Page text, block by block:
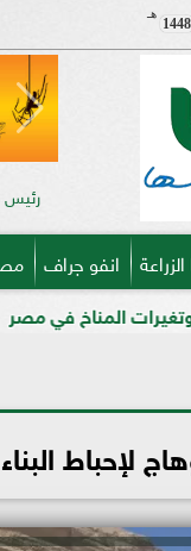
1448
هـ
رئيس
انفو جراف
إحباط تقسيم قطعة أرض على
لإحباط